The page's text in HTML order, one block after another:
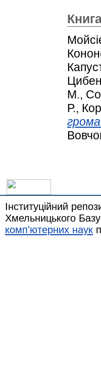
М.,
Р.,
Інституційний
Хмельницького
комп'ютерних наук